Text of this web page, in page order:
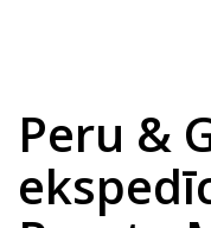
Peru &